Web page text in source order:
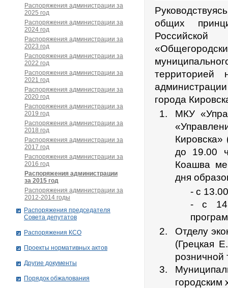
общих
территорией
города
МКУ
Кировска»
до 19.00
Коашва
дня
- с
- с
Отделу
(Грецкая
розничной
городским
Распоряжения администрации за
2025 год
Распоряжения администрации за
2024 год
Распоряжения администрации за
2023 год
Распоряжения администрации за
2022 год
Распоряжения администрации за
2021 год
Распоряжения администрации за
2020 год
Распоряжения администрации за
2019 год
Распоряжения администрации за
2018 год
Распоряжения администрации за
2017 год
Распоряжения администрации за
2016 год
Распоряжения администрации
за 2015 год
Распоряжения администрации за
2012-2014 годы
Распоряжения председателя
Совета депутатов
Распоряжения КСО
Проекты нормативных актов
Другие документы
Порядок обжалования